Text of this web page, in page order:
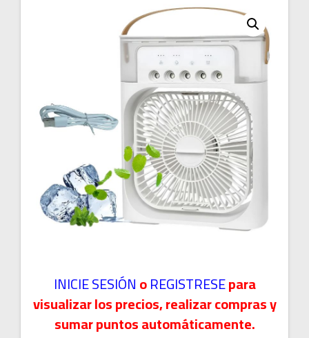
INICIE SESIÓNoREGISTRESEpara
visualizar los precios, realizar compras y
sumar puntos automáticamente.